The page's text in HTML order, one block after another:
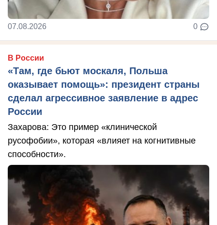
07.08.2026 0
В России
«Там, где бьют москаля, Польша
оказывает помощь»: президент страны
сделал агрессивное заявление в адрес
России
Захарова: Это пример «клинической
русофобии», которая «влияет на когнитивные
способности».